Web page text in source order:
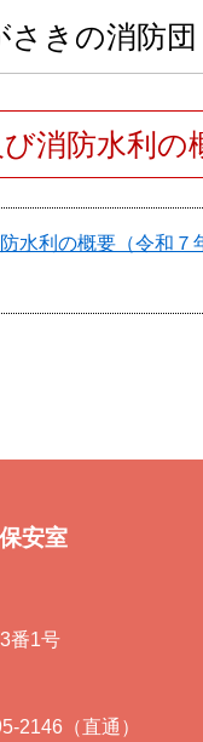
さきの消防団
消防水利の
水利の概要（令和７
安室
番1号
2146（直通）